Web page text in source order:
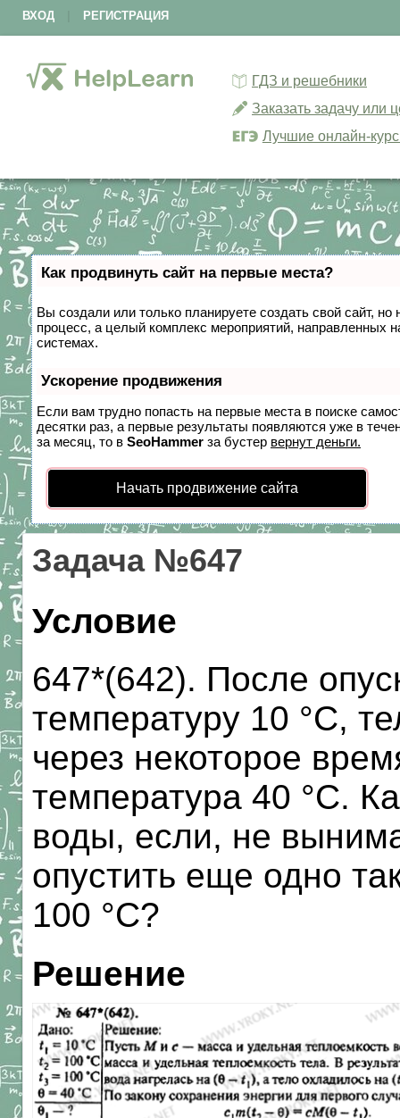
ВХОД РЕГИСТРАЦИЯ
ГДЗ и решебники
Заказать задачу или
Лучшие онлайн-
Как продвинуть сайт на первые места?
Вы создали или только планируете создать свой сайт,
процесс, а целый комплекс мероприятий, направленных
системах.
Ускорение продвижения
Если вам трудно попасть на первые места в поиске
десятки раз, а первые результаты появляются уже в
за месяц, то в SeoHammer за бустер вернут деньги.
Начать продвижение сайта
Задача №647
Условие
647*(642). После
температуру 10 °С,
через некоторое
температура 40 °С.
воды, если, не
опустить еще одно
100 °С?
Решение